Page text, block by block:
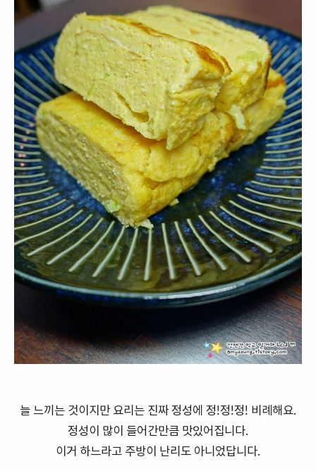
늘 느끼는 것이지만 요리는 진짜 정성에 정!정!정! 비례해요.
정성이 많이 들어간만큼 맛있어집니다.
이거 하느라고 주방이 난리도 아니었답니다.